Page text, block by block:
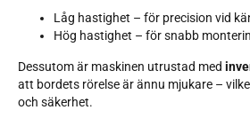
Låg hastighet – för precision vid
Hög hastighet – för snabb
Dessutom är maskinen utrustad med
att bordets rörelse är ännu mjukare –
och säkerhet.